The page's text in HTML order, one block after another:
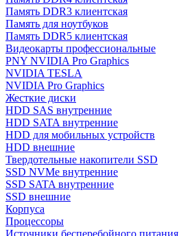
Память DDR3 клиентская
Память для ноутбуков
Память DDR5 клиентская
Видеокарты профессиональные
PNY NVIDIA Pro Graphics
NVIDIA TESLA
NVIDIA Pro Graphics
Жесткие диски
HDD SAS внутренние
HDD SATA внутренние
HDD для мобильных устройств
HDD внешние
Твердотельные накопители SSD
SSD NVMe внутренние
SSD SATA внутренние
SSD внешние
Корпуса
Процессоры
Источники бесперебойного питания